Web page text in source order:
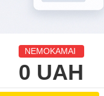
NEMOKAMAI
0 UAH